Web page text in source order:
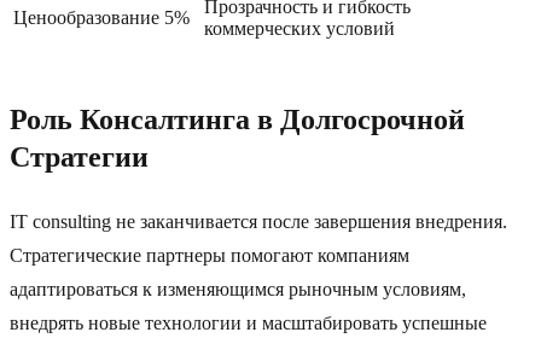
Ценообразование 5%
Прозрачность и гибкость
коммерческих условий
Роль Консалтинга в Долгосрочной
Стратегии
IT consulting не заканчивается после завершения внедрения.
Стратегические партнеры помогают компаниям
адаптироваться к изменяющимся рыночным условиям,
внедрять новые технологии и масштабировать успешные